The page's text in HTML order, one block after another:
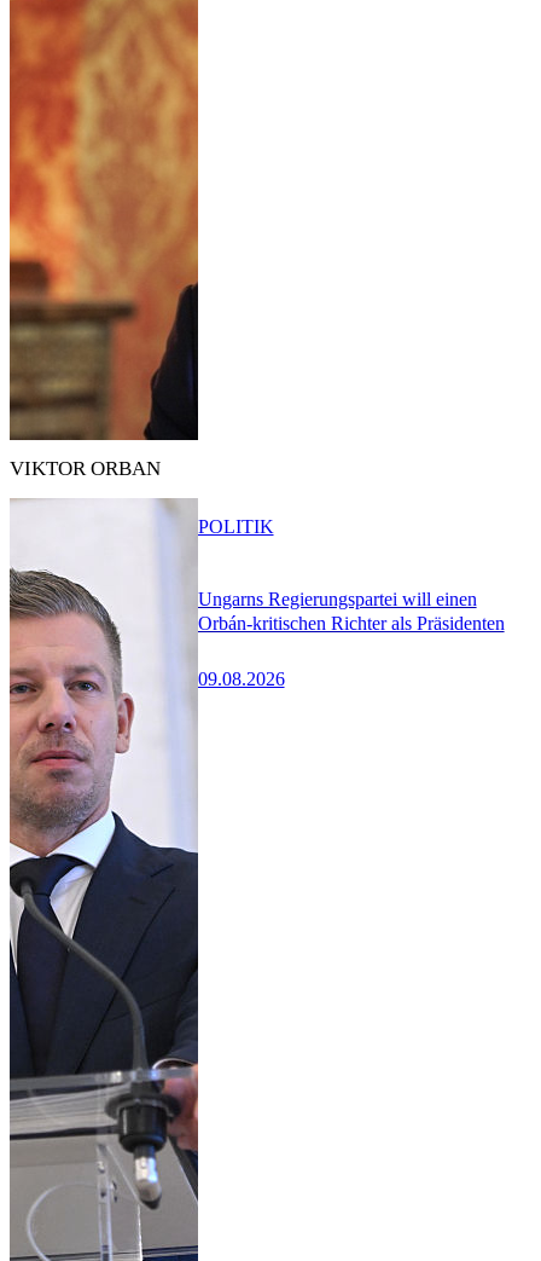
VIKTOR ORBAN
Ungarns Regierungspartei will einen
Orbán-kritischen Richter als Präsidenten
09.08.2026
POLITIK